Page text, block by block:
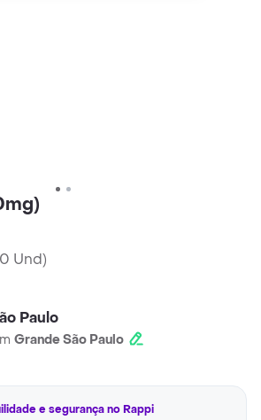
Und)
Paulo
Grande São Paulo
e segurança no Rappi